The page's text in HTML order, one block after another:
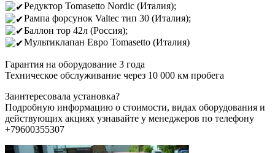
Редуктор Tomasetto Nordic (Италия);
Рампа форсунок Valtec тип 30 (Италия);
Баллон тор 42л (Россия);
Мультиклапан Евро Tomasetto (Италия)
Гарантия на оборудование 3 года
Техническое обслуживание через 10 000 км пробега
Заинтересовала установка?
Подробную информацию о стоимости, видах оборудования и
действующих акциях узнавайте у менеджеров по телефону
+79600355307